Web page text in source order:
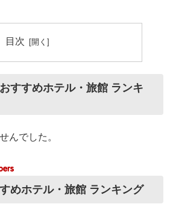
目次
すすめホテル・旅館 ランキ
んでした。
めホテル・旅館 ランキング